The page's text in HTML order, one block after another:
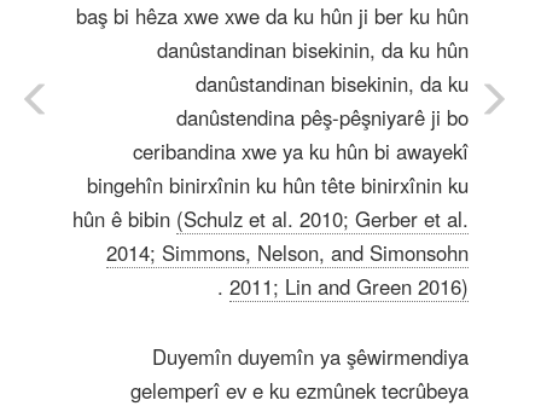
baş bi hêza xwe xwe da ku hûn ji ber ku hûn
danûstandinan bisekinin, da ku hûn
danûstandinan bisekinin, da ku
danûstendina pêş-pêşniyarê ji bo
ceribandina xwe ya ku hûn bi awayekî
bingehîn binirxînin ku hûn tête binirxînin ku
hûn ê bibin (Schulz et al. 2010; Gerber et al.
2014; Simmons, Nelson, and Simonsohn
2011; Lin and Green 2016)
.
Duyemîn duyemîn ya şêwirmendiya
gelemperî ev e ku ezmûnek tecrûbeya